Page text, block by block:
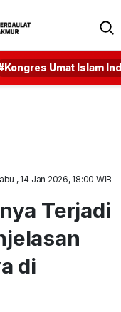
Umat Islam
, 14 Jan 2026, 18:00 WIB
Terjadi
di